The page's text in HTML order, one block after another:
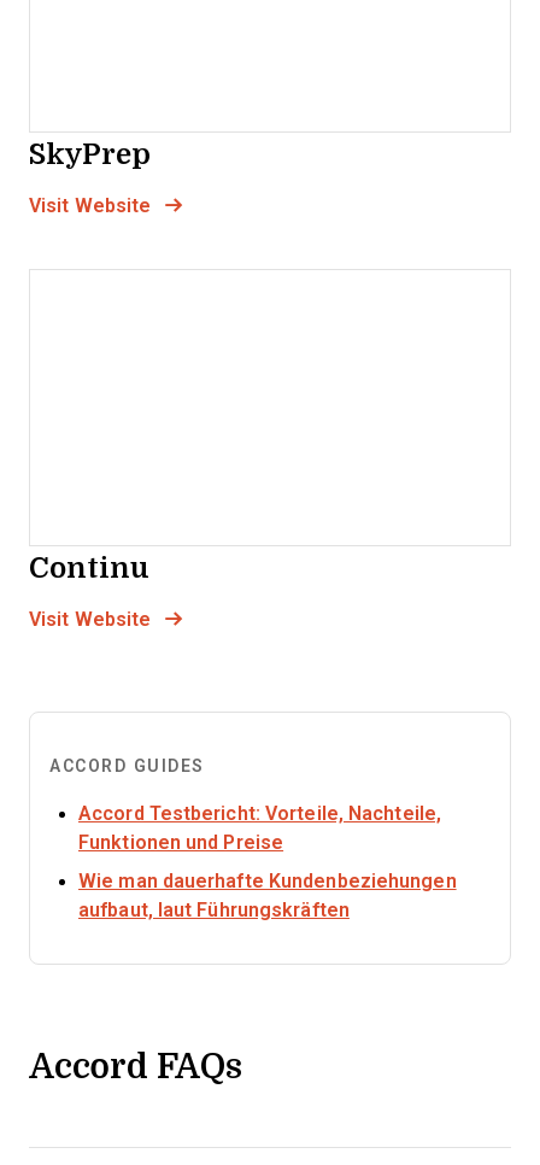
SkyPrep
Visit Website Opens New Window
Continu
Visit Website Opens New Window
ACCORD GUIDES
Accord Testbericht: Vorteile, Nachteile,
Funktionen und Preise
Wie man dauerhafte Kundenbeziehungen
aufbaut, laut FührungskräftenOpens new window
Accord FAQs